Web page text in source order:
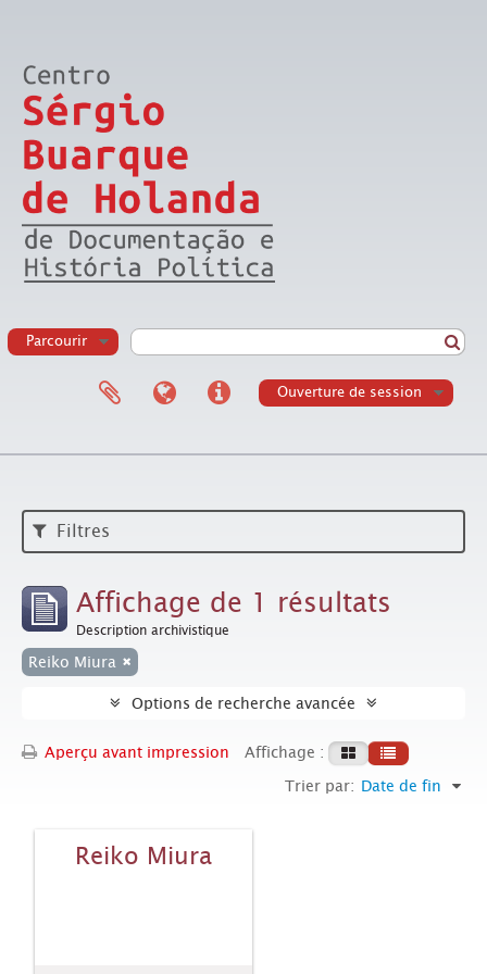
Parcourir
Ouverture de session
Filtres
Affichage de 1 résultats
Description archivistique
Reiko Miura
Options de recherche avancée
Aperçu avant impression
Affichage :
Trier par: Date de fin
Reiko Miura